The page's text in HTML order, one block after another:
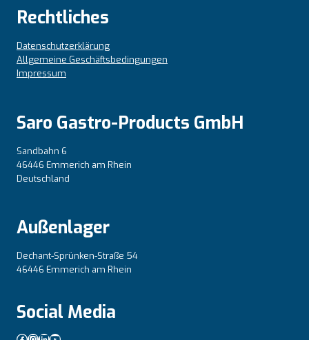
Rechtliches
Datenschutzerklärung
Allgemeine Geschäftsbedingungen
Impressum
Saro Gastro-Products GmbH
Sandbahn 6
46446 Emmerich am Rhein
Deutschland
Außenlager
Dechant-Sprünken-Straße 54
46446 Emmerich am Rhein
Social Media